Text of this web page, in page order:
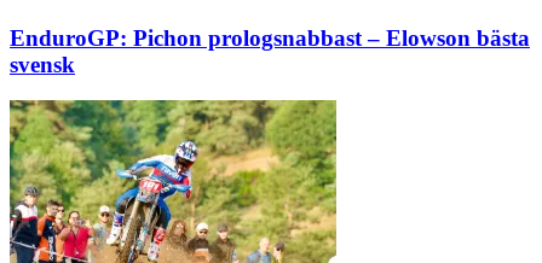
EnduroGP: Pichon prologsnabbast – Elowson bästa
svensk